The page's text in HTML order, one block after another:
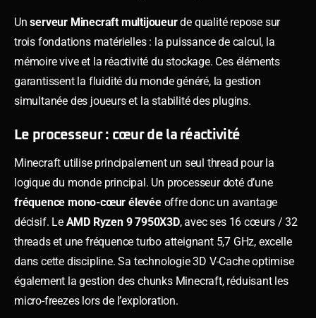
Unserveur Minecraft multijoueurde qualité repose sur
trois fondations matérielles : la puissance de calcul, la
mémoire vive et la réactivité du stockage. Ces éléments
garantissent la fluidité du monde généré, la gestion
simultanée des joueurs et la stabilité des plugins.
Le processeur : cœur de la réactivité
Minecraft utilise principalement un seul thread pour la
logique du monde principal. Un processeur doté d’une
fréquence mono-cœur élevéeoffre donc un avantage
décisif. Le AMD Ryzen 9 7950X3D, avec ses 16 cœurs / 32
threads et une fréquence turbo atteignant 5,7 GHz, excelle
dans cette discipline. Sa technologie 3D V-Cache optimise
également la gestion des chunks Minecraft, réduisant les
micro-freezes lors de l’exploration.